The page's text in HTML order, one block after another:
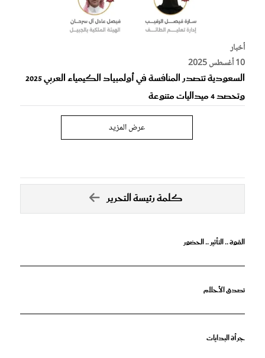
أخبار
10 أغسطس 2025
السعودية تتصدر المنافسة في أولمبياد الكيمياء العربي 2025
وتحصد 4 ميداليات متنوعة
عرض المزيد
كلمة رئيسة التحرير
القوة .. التأثير .. الحضور
تصدق الأحلام
جرأة البدايات